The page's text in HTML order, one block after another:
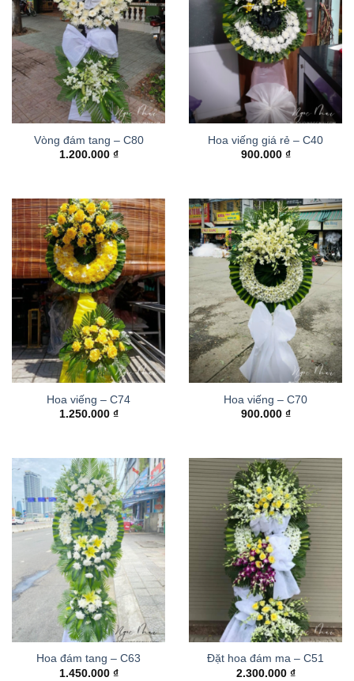
Vòng đám tang – C80
1.200.000 ₫
Hoa viếng giá rẻ – C40
900.000 ₫
Hoa viếng – C74
1.250.000 ₫
Hoa viếng – C70
900.000 ₫
Hoa đám tang – C63
1.450.000 ₫
Đặt hoa đám ma – C51
2.300.000 ₫